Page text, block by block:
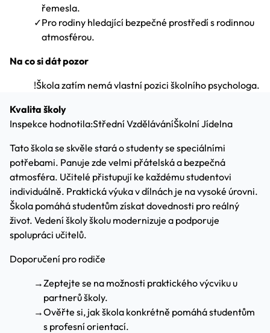
řemesla.
✓Pro rodiny hledající bezpečné prostředí s rodinnou
atmosférou.
Na co si dát pozor
!Škola zatím nemá vlastní pozici školního psychologa.
Kvalita školy
Inspekce hodnotila:Střední VzděláváníŠkolní Jídelna
Tato škola se skvěle stará o studenty se speciálními
potřebami. Panuje zde velmi přátelská a bezpečná
atmosféra. Učitelé přistupují ke každému studentovi
individuálně. Praktická výuka v dílnách je na vysoké úrovni.
Škola pomáhá studentům získat dovednosti pro reálný
život. Vedení školy školu modernizuje a podporuje
spolupráci učitelů.
Doporučení pro rodiče
→Zeptejte se na možnosti praktického výcviku u
partnerů školy.
→Ověřte si, jak škola konkrétně pomáhá studentům
s profesní orientací.